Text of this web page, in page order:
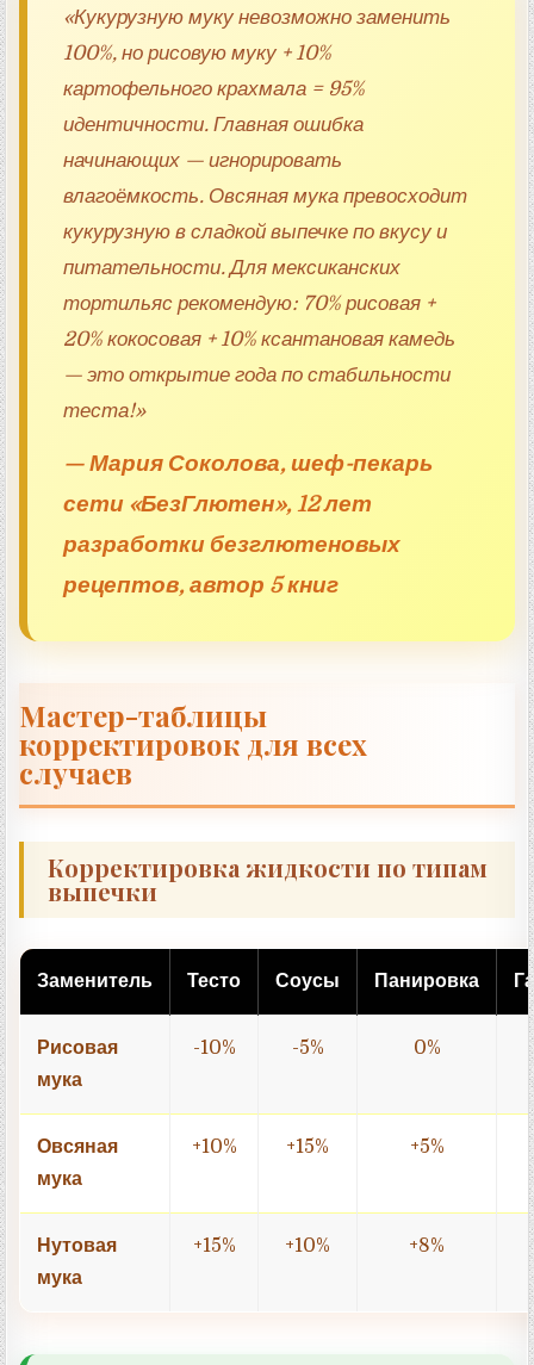
«Кукурузную муку невозможно заменить
100%, но рисовую муку + 10%
картофельного крахмала = 95%
идентичности. Главная ошибка
начинающих — игнорировать
влагоёмкость. Овсяная мука превосходит
кукурузную в сладкой выпечке по вкусу и
питательности. Для мексиканских
тортильяс рекомендую: 70% рисовая +
20% кокосовая + 10% ксантановая камедь
— это открытие года по стабильности
теста!»
— Мария Соколова, шеф-пекарь
сети «БезГлютен», 12 лет
разработки безглютеновых
рецептов, автор 5 книг
Мастер-таблицы
корректировок для всех
случаев
Корректировка жидкости по типам
выпечки
Заменитель Тесто Соусы Панировка
Рисовая
мука
-10% -5% 0%
Овсяная
мука
+10% +15% +5%
Нутовая
мука
+15% +10% +8%